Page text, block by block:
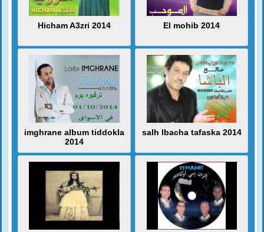
Hicham A3zri 2014 El mohib 2014
imghrane album tiddokla
2014
salh lbacha tafaska 2014